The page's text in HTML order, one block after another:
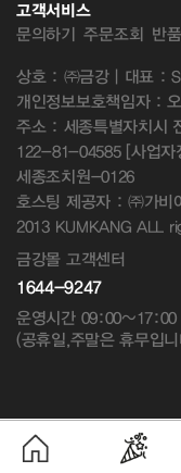
고객서비스
문의하기 주문조회 반
상호 : ㈜금강 | 대표 :
개인정보보호책임자 :
주소 : 세종특별자치시
122-81-04585 [사업자
세종조치원-0126
호스팅 제공자 : ㈜가비
2013 KUMKANG ALL
금강몰 고객센터
1644-9247
운영시간
(공휴일,주말은 휴무입